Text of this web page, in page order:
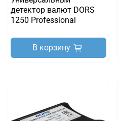
детектор валют DORS
1250 Professional
В корзину